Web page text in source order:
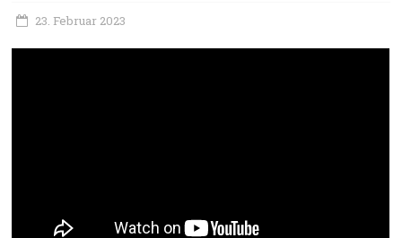
23. Februar 2023